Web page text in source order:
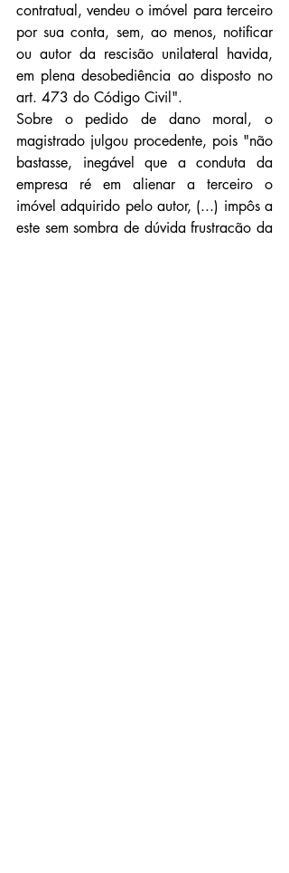
contratual, vendeu o imóvel para terceiro
por sua conta, sem, ao menos, notificar
ou autor da rescisão unilateral havida,
em plena desobediência ao disposto no
art. 473 do Código Civil".
Sobre o pedido de dano moral, o
magistrado julgou procedente, pois "não
bastasse, inegável que a conduta da
empresa ré em alienar a terceiro o
imóvel adquirido pelo autor, (...) impôs a
este sem sombra de dúvida frustração da